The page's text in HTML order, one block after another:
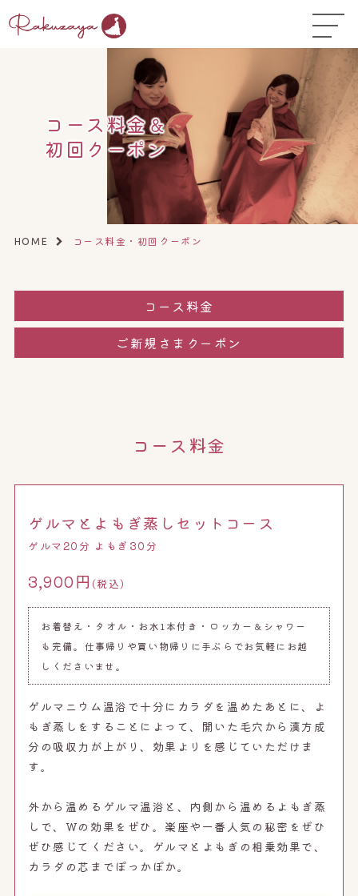
TOP
はじめての方へ ▼
お悩み温活ガイド▼
店舗一覧▼
オンラインストア
▼
開業サポート
コース料金＆
初回クーポン
HOME コース料金・初回クーポン
コース料金
ご新規さまクーポン
コース料金
ゲルマとよもぎ蒸しセットコース
ゲルマ20分 よもぎ30分
3,900円 (税込)
お着替え・タオル・お水1本付き・ロッカー＆シャワー
も完備。 仕事帰りや買い物帰りに手ぶらでお気軽にお越
しくださいませ。
ゲルマニウム温浴で十分にカラダを温めたあとに、よ
もぎ蒸しをすることによって、開いた毛穴から漢方成
分の吸収力が上がり、効果よりを感じていただけま
す。
外から温めるゲルマ温浴と、内側から温めるよもぎ蒸
しで、Wの効果をぜひ。楽座や一番人気の秘密をぜひ
ぜひ感じてください。ゲルマとよもぎの相乗効果で、
カラダの芯までぽっかぽか。